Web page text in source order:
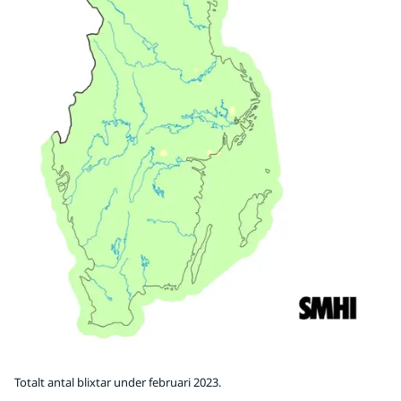
Totalt antal blixtar under februari 2023.